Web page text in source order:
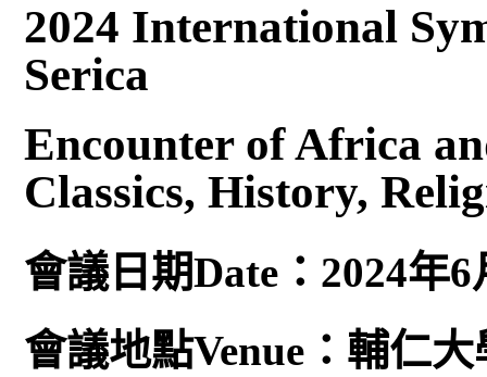
2024 International
Serica
Encounter of Africa
Classics, History,
會議日期Date：2024年
會議地點Venue：輔仁